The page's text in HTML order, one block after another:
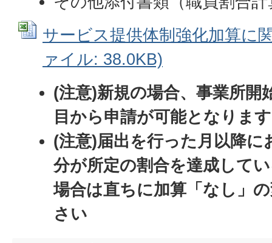
サービス提供体制強化加算に
ァイル: 38.0KB)
(注意)新規の場合、事業所開
目から申請が可能となります
(注意)届出を行った月以降に
分が所定の割合を達成して
場合は直ちに加算「なし」
さい